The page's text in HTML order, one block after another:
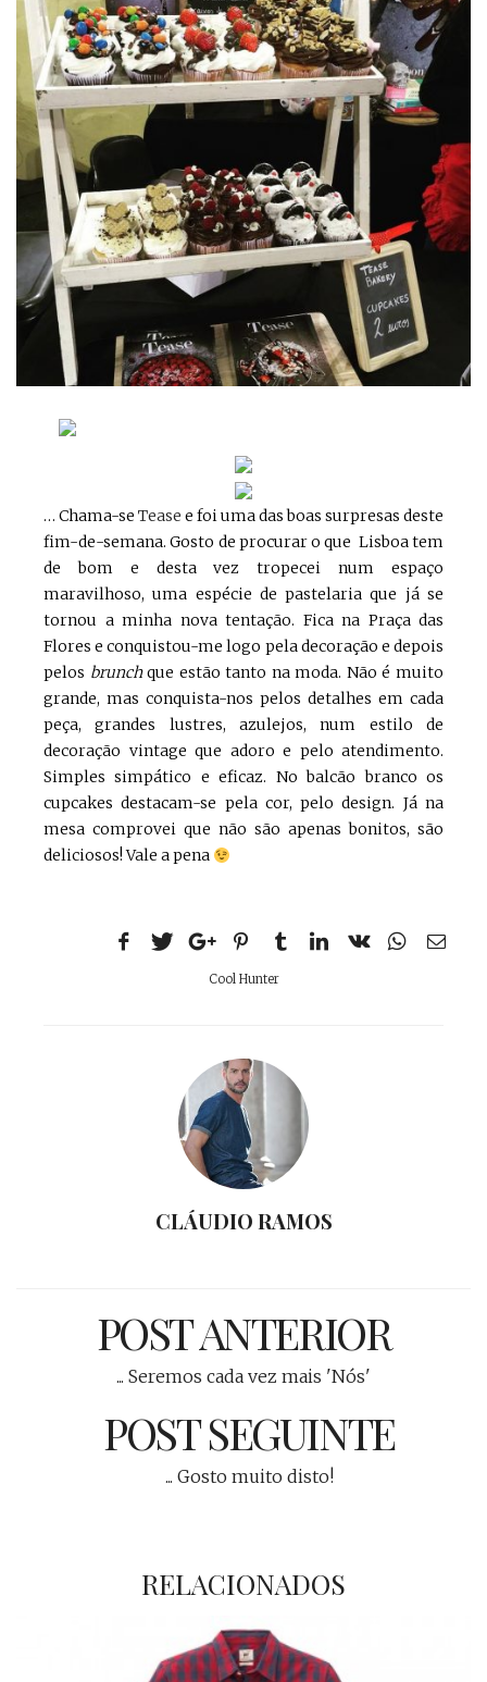
… Chama-se Tease e foi uma das boas surpresas deste
fim-de-semana. Gosto de procurar o que Lisboa tem
de bom e desta vez tropecei num espaço
maravilhoso, uma espécie de pastelaria que já se
tornou a minha nova tentação. Fica na Praça das
Flores e conquistou-me logo pela decoração e depois
pelos brunchque estão tanto na moda. Não é muito
grande, mas conquista-nos pelos detalhes em cada
peça, grandes lustres, azulejos, num estilo de
decoração vintage que adoro e pelo atendimento.
Simples simpático e eficaz. No balcão branco os
cupcakes destacam-se pela cor, pelo design. Já na
mesa comprovei que não são apenas bonitos, são
deliciosos! Vale a pena
Cool Hunter
CLÁUDIO RAMOS
POST ANTERIOR
... Seremos cada vez mais 'Nós'
POST SEGUINTE
... Gosto muito disto!
RELACIONADOS